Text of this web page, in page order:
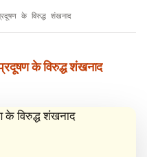
के विरुद्ध शंखनाद
के विरुद्ध शंखनाद